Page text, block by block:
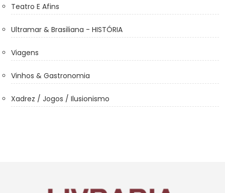
Teatro E Afins
Ultramar & Brasiliana - HISTÓRIA
Viagens
Vinhos & Gastronomia
Xadrez / Jogos / Ilusionismo